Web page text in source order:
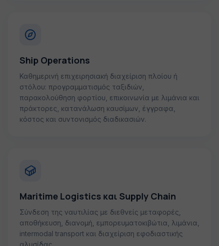
Ship Operations
Καθημερινή επιχειρησιακή διαχείριση πλοίου ή
στόλου: προγραμματισμός ταξιδιών,
παρακολούθηση φορτίου, επικοινωνία με λιμάνια και
πράκτορες, κατανάλωση καυσίμων, έγγραφα,
κόστος και συντονισμός διαδικασιών.
Maritime Logistics και Supply Chain
Σύνδεση της ναυτιλίας με διεθνείς μεταφορές,
αποθήκευση, διανομή, εμπορευματοκιβώτια, λιμάνια,
intermodal transport και διαχείριση εφοδιαστικής
αλυσίδας.